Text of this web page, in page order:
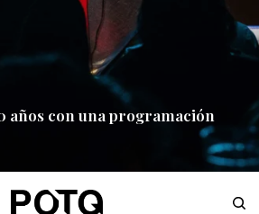
años con una programación